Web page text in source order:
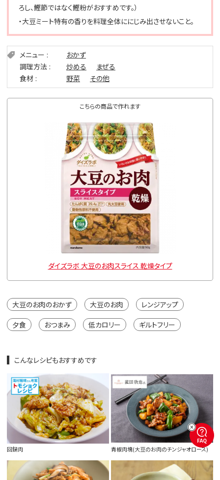
ろし、鰹節ではなく鰹粉がおすすめです。）
・大豆ミート特有の香りを料理全体ににじみ出させないこと。
メニュー
おかず
調理方法
炒める
まぜる
食材
野菜 その他
こちらの商品で作れます
ダイズラボ 大豆のお肉スライス 乾燥タイプ
大豆のお肉のおかず 大豆のお肉 レンジアップ
夕食 おつまみ 低カロリー ギルトフリー
こんなレシピもおすすめです
回鍋肉 青椒肉塊(大豆のお肉のチンジャオロース)
FAQ